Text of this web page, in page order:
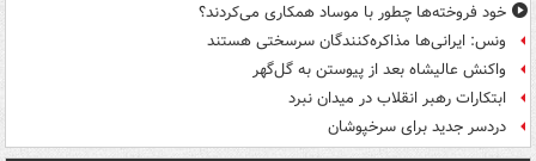
خود فروخته‌ها چطور با موساد همکاری می‌کردند؟
ونس: ایرانی‌ها مذاکره‌کنندگان سرسختی هستند
واکنش عالیشاه بعد از پیوستن به گل‌گهر
ابتکارات رهبر انقلاب در میدان نبرد
دردسر جدید برای سرخپوشان